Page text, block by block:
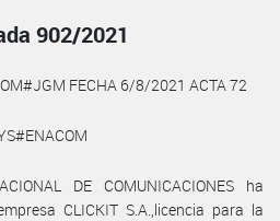
902/2021
FECHA 6/8/2021 ACTA 72
DE COMUNICACIONES ha
CLICKIT S.A.,licencia para la